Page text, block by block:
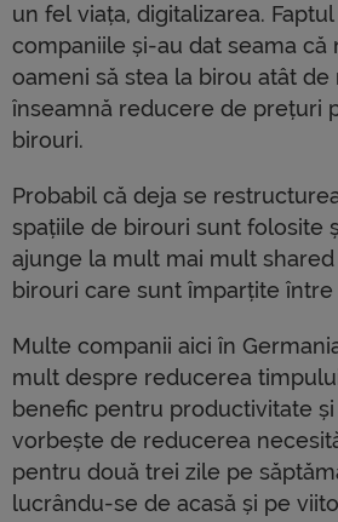
un fel viața, digitalizarea.
companiile și-au dat seama că
oameni să stea la birou atât de
înseamnă reducere de prețuri
birouri.
Probabil că deja se
spațiile de birouri sunt folosite
ajunge la mult mai mult shared
birouri care sunt împarțite între
Multe companii aici în
mult despre reducerea
benefic pentru productivitate
vorbește de reducerea
pentru două trei zile pe
lucrându-se de acasă și pe